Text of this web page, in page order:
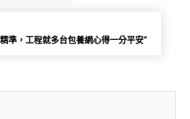
準，工程就多台包養網心得一分平安”